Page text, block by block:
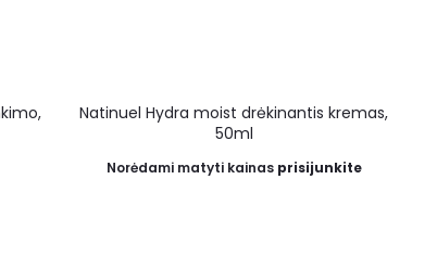
Natinuel Hydra moist drėkinantis kremas,
50ml
Norėdami matyti kainas prisijunkite